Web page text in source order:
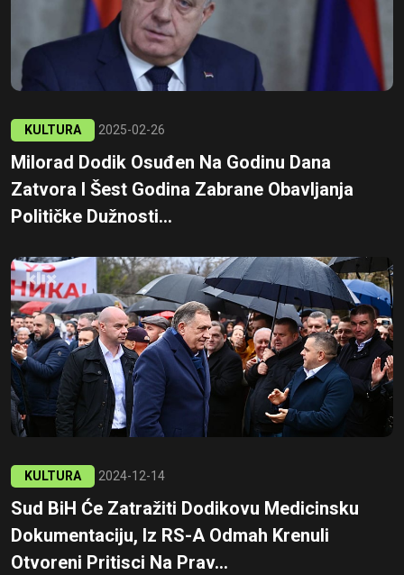
KULTURA 2025-02-26
Milorad Dodik Osuđen Na Godinu Dana
Zatvora I Šest Godina Zabrane Obavljanja
Političke Dužnosti...
KULTURA 2024-12-14
Sud BiH Će Zatražiti Dodikovu Medicinsku
Dokumentaciju, Iz RS-A Odmah Krenuli
Otvoreni Pritisci Na Prav...